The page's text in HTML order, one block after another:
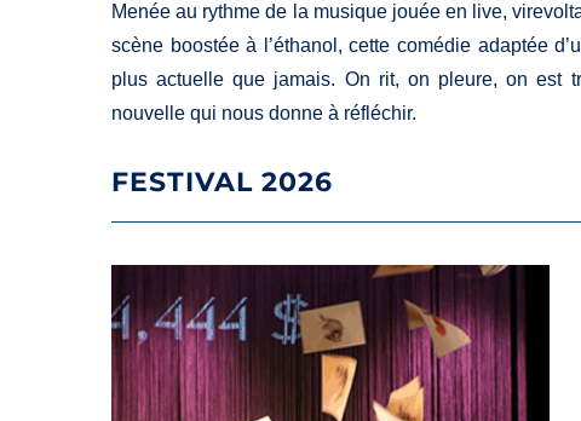
Menée au rythme de la musique jouée en live,
scène boostée à l’éthanol, cette comédie adaptée
plus actuelle que jamais. On rit, on pleure, on est
nouvelle qui nous donne à réfléchir.
FESTIVAL 2026